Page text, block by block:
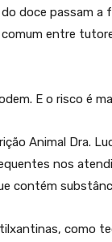
doce passam a
entre
E o risco é
Animal Dra.
nos
contém
como